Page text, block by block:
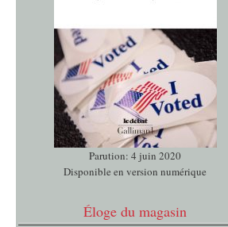
Parution: 4 juin 2020
Disponible en version numérique
Éloge du magasin